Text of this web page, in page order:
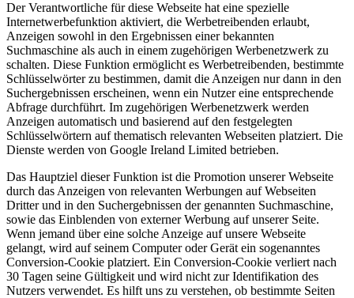
Der Verantwortliche für diese Webseite hat eine spezielle
Internetwerbefunktion aktiviert, die Werbetreibenden erlaubt,
Anzeigen sowohl in den Ergebnissen einer bekannten
Suchmaschine als auch in einem zugehörigen Werbenetzwerk zu
schalten. Diese Funktion ermöglicht es Werbetreibenden, bestimmte
Schlüsselwörter zu bestimmen, damit die Anzeigen nur dann in den
Suchergebnissen erscheinen, wenn ein Nutzer eine entsprechende
Abfrage durchführt. Im zugehörigen Werbenetzwerk werden
Anzeigen automatisch und basierend auf den festgelegten
Schlüsselwörtern auf thematisch relevanten Webseiten platziert. Die
Dienste werden von Google Ireland Limited betrieben.
Das Hauptziel dieser Funktion ist die Promotion unserer Webseite
durch das Anzeigen von relevanten Werbungen auf Webseiten
Dritter und in den Suchergebnissen der genannten Suchmaschine,
sowie das Einblenden von externer Werbung auf unserer Seite.
Wenn jemand über eine solche Anzeige auf unsere Webseite
gelangt, wird auf seinem Computer oder Gerät ein sogenanntes
Conversion-Cookie platziert. Ein Conversion-Cookie verliert nach
30 Tagen seine Gültigkeit und wird nicht zur Identifikation des
Nutzers verwendet. Es hilft uns zu verstehen, ob bestimmte Seiten